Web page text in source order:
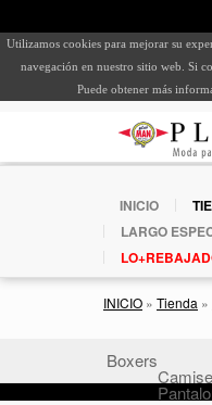
Utilizamos cookies para mejorar su
navegación en nuestro sitio web. Si
Puede obtener más
INICIO
LARGO
INICIO » Tienda »
Boxers